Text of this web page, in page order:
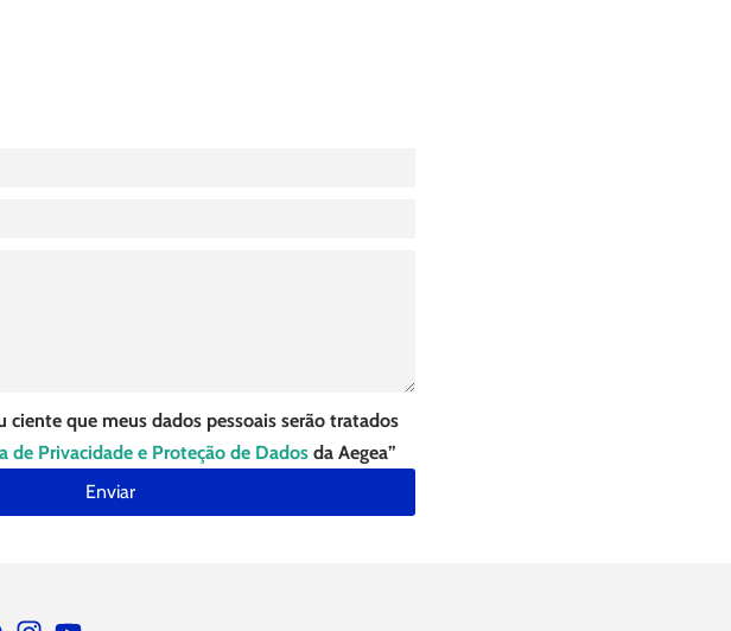
ciente que meus dados pessoais serão tratados
de Privacidade e Proteção de Dadosda Aegea”
Enviar